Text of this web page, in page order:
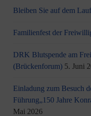
Bleiben Sie auf dem
Familienfest der
DRK Blutspende am
(Brückenforum) 5. Juni
Einladung zum Besuch
Führung„150 Jahre
Mai 2026